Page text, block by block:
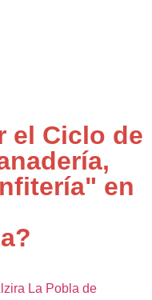
el Ciclo de
en
La Pobla de